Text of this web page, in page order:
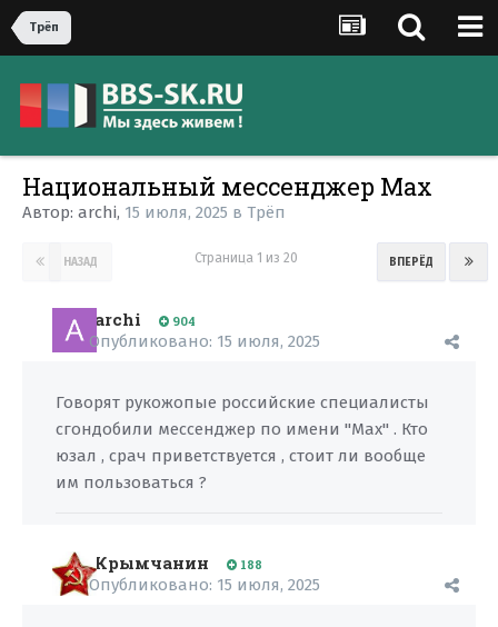
Трёп
Национальный мессенджер Max
Автор: archi, 15 июля, 2025 в Трёп
НАЗАД ВПЕРЁД
Страница 1 из 20
archi 904
Опубликовано: 15 июля, 2025
Говорят рукожопые российские специалисты
сгондобили мессенджер по имени "Max" . Кто
юзал , срач приветствуется , стоит ли вообще
им пользоваться ?
Крымчанин 188
Опубликовано: 15 июля, 2025